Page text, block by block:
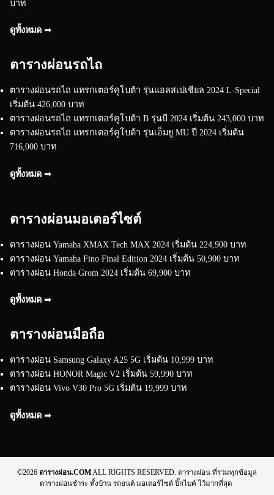
บาท
ดูทั้งหมด ➟
ตารางผ่อนรถไถ
ตารางผ่อนรถไถ แทรกเตอร์คูโบต้า รุ่นแอลสเปเชียล 2024 L-Special
เริ่มต้น 426,000 บาท
ตารางผ่อนรถไถ แทรกเตอร์คูโบต้า B รุ่นบี 2024 เริ่มต้น 243,000 บาท
ตารางผ่อนรถไถ แทรกเตอร์คูโบต้า รุ่นเอ็มยู MU ปี 2024 เริ่มต้น
716,000 บาท
ดูทั้งหมด ➟
ตารางผ่อนมอเตอร์ไซต์
ตารางผ่อน Yamaha XMAX Tech MAX 2024 เริ่มต้น 224,900 บาท
ตารางผ่อน Yamaha Fino Final Edition 2024 เริ่มต้น 50,900 บาท
ตารางผ่อน Honda Grom 2024 เริ่มต้น 69,900 บาท
ดูทั้งหมด ➟
ตารางผ่อนมือถือ
ตารางผ่อน Samsung Galaxy A25 5G เริ่มต้น 10,999 บาท
ตารางผ่อน HONOR Magic V2 เริ่มต้น 59,990 บาท
ตารางผ่อน Vivo V30 Pro 5G เริ่มต้น 19,999 บาท
ดูทั้งหมด ➟
©2026 ตารางผ่อน.COM ALL RIGHTS RESERVED. ตารางผ่อน ที่รวมทุกข้อมูล
ตารางผ่อนชำระ ทั้งบ้าน รถยนต์ มอเตอร์ไซต์ บิ๊กไบค์ ไว้มากที่สุด